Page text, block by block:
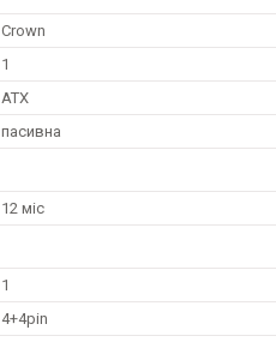
Crown
1
ATX
пасивна
12 міс
1
4+4pin